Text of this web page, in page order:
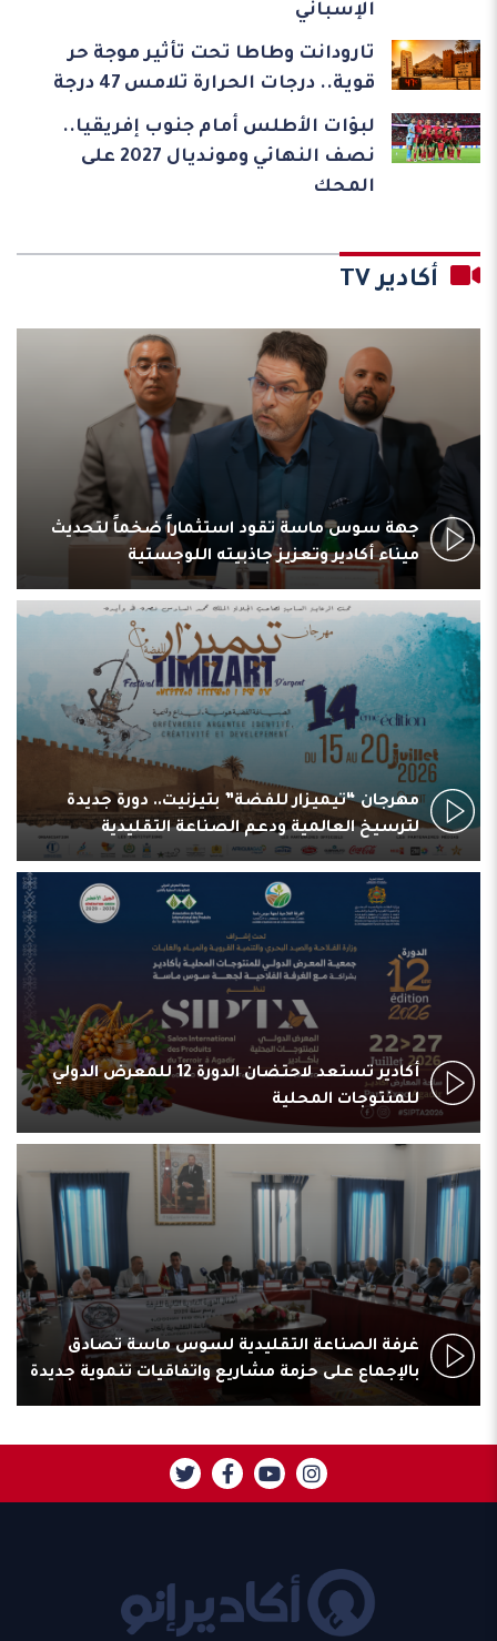
الإسباني
تارودانت وطاطا تحت تأثير موجة حر
قوية.. درجات الحرارة تلامس 47 درجة
لبؤات الأطلس أمام جنوب إفريقيا..
نصف النهائي ومونديال 2027 على
المحك
أكادير TV
جهة سوس ماسة تقود استثماراً ضخماً لتحديث
ميناء أكادير وتعزيز جاذبيته اللوجستية
مهرجان “تيميزار للفضة” بتيزنيت.. دورة جديدة
لترسيخ العالمية ودعم الصناعة التقليدية
أكادير تستعد لاحتضان الدورة 12 للمعرض الدولي
للمنتوجات المحلية
غرفة الصناعة التقليدية لسوس ماسة تصادق
بالإجماع على حزمة مشاريع واتفاقيات تنموية جديدة